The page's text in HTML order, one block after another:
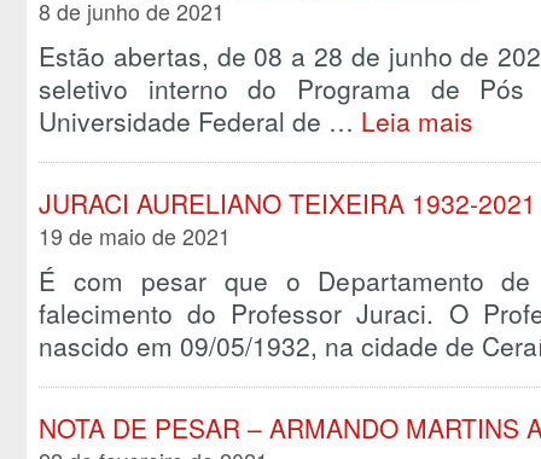
8 de junho de 2021
Estão abertas, de 08 a 28 de junho de
seletivo interno do Programa de Pós
Universidade Federal de … Leia mais
JURACI AURELIANO TEIXEIRA 1932-2021
19 de maio de 2021
É com pesar que o Departamento
falecimento do Professor Juraci. O
nascido em 09/05/1932, na cidade de
NOTA DE PESAR – ARMANDO MARTINS